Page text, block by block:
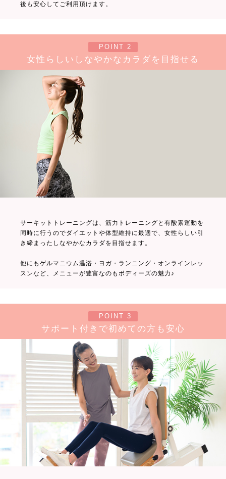
後も安心してご利用頂けます。
POINT 2
女性らしいしなやかなカラダを目指せる
サーキットトレーニングは、筋力トレーニングと有酸素運動を
同時に行うのでダイエットや体型維持に最適で、女性らしい引
き締まったしなやかなカラダを目指せます。
他にもゲルマニウム温浴・ヨガ・ランニング・オンラインレッ
スンなど、メニューが豊富なのもボディーズの魅力♪
POINT 3
サポート付きで初めての方も安心